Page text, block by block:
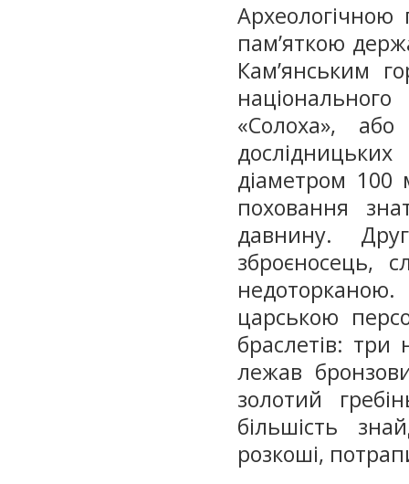
пам’яткою
Кам’янським
«Солоха»,
діаметром 100
поховання
давнину.
зброєносець,
царською
браслетів: три
лежав
золотий
більшість
розкоші,